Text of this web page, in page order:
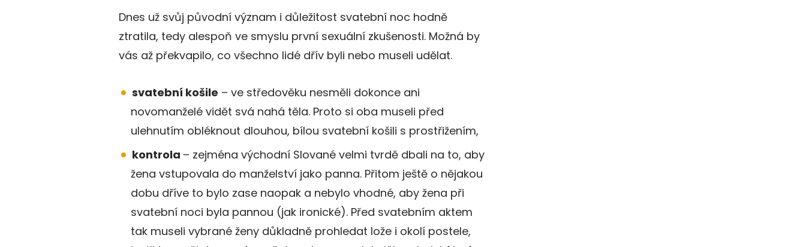
Dnes už svůj původní význam i důležitost svatební noc hodně
ztratila, tedy alespoň ve smyslu první sexuální zkušenosti. Možná by
vás až překvapilo, co všechno lidé dřív byli nebo museli udělat.
svatební košile – ve středověku nesměli dokonce ani
novomanželé vidět svá nahá těla. Proto si oba museli před
ulehnutím obléknout dlouhou, bílou svatební košili s prostřižením,
kontrola – zejména východní Slované velmi tvrdě dbali na to, aby
žena vstupovala do manželství jako panna. Přitom ještě o nějakou
dobu dříve to bylo zase naopak a nebylo vhodné, aby žena při
svatební noci byla pannou (jak ironické). Před svatebním aktem
tak museli vybrané ženy důkladně prohledat lože i okolí postele,